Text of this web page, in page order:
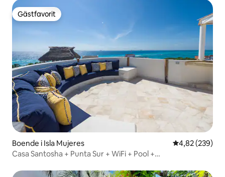
Gästfavorit
Gästfavorit
Boende i Isla Mujeres 4,82 av 5 i
4,82 (239)
Casa Santosha + Punta Sur + WiFi + Pool +